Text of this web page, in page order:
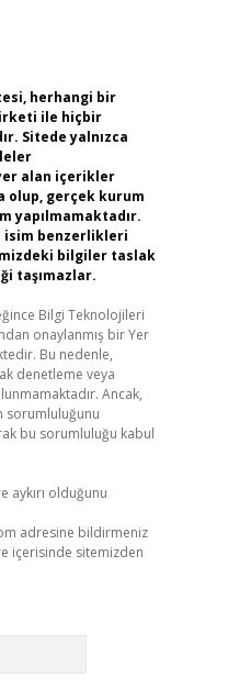
herhangi bir
ile hiçbir
Sitede yalnızca
alan içerikler
olup, gerçek kurum
yapılmamaktadır.
isim benzerlikleri
bilgiler taslak
taşımazlar.
Bilgi Teknolojileri
onaylanmış bir Yer
Bu nedenle,
denetleme veya
Ancak,
sorumluluğunu
bu sorumluluğu kabul
aykırı olduğunu
adresine bildirmeniz
içerisinde sitemizden